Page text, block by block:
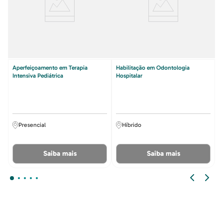
Aperfeiçoamento em Terapia
Intensiva Pediátrica
Presencial
Saiba mais
Habilitação em Odontologia
Hospitalar
Híbrido
Saiba mais